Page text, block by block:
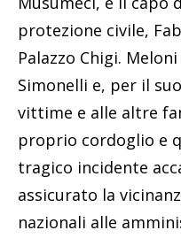
protezione civile,
Palazzo Chigi.
Simonelli e, per il
vittime e alle altre
proprio cordoglio e
tragico incidente
assicurato la
nazionali alle